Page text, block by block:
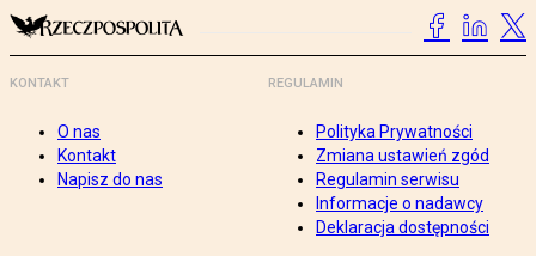
KONTAKT
O nas
Kontakt
Napisz do nas
REGULAMIN
Polityka Prywatności
Zmiana ustawień zgód
Regulamin serwisu
Informacje o nadawcy
Deklaracja dostępności